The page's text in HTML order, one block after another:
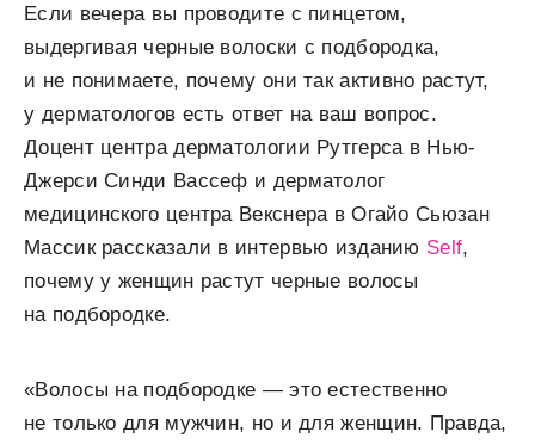
Если вечера вы проводите с пинцетом,
выдергивая черные волоски с подбородка,
и не понимаете, почему они так активно растут,
у дерматологов есть ответ на ваш вопрос.
Доцент центра дерматологии Рутгерса в Нью-
Джерси Синди Вассеф и дерматолог
медицинского центра Векснера в Огайо Сьюзан
Массик рассказали в интервью изданию Self,
почему у женщин растут черные волосы
на подбородке.
«Волосы на подбородке — это естественно
не только для мужчин, но и для женщин. Правда,